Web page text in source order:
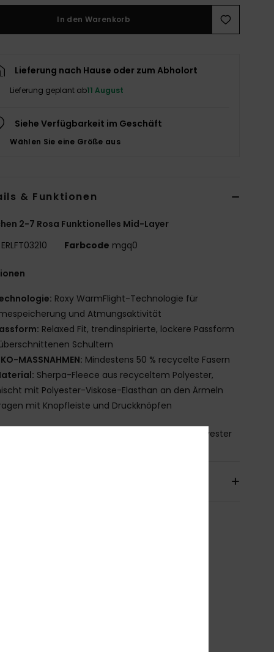
In den Warenkorb
Lieferung nach Hause oder zum Abholort
Lieferung geplant ab11 August
Siehe Verfügbarkeit im Geschäft
Wählen Sie eine Größe aus
& Funktionen
2-7 Rosa Funktionelles Mid-Layer
ERLFT03210 Farbcode mgq0
Roxy WarmFlight-Technologie für
und Atmungsaktivität
Relaxed Fit, trendinspirierte, lockere Passform
Schultern
MASSNAHMEN: Mindestens 50 % recycelte Fasern
Sherpa-Fleece aus recyceltem Polyester,
mit Polyester-Viskose-Elasthan an den Ärmeln
mit Knopfleiste und Druckknöpfen
[Hauptstoff] 100 % recyceltes Polyester